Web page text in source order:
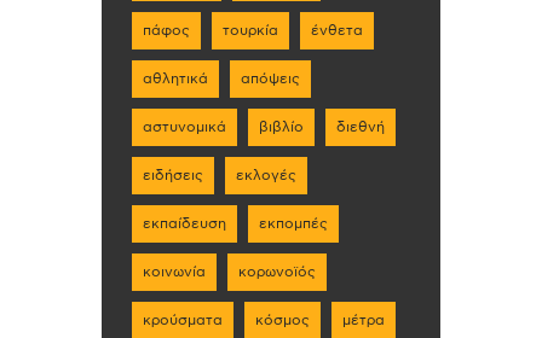
πάφος τουρκία ένθετα
αθλητικά απόψεις
αστυνομικά βιβλίο διεθνή
ειδήσεις εκλογές
εκπαίδευση εκπομπές
κοινωνία κορωνοϊός
κρούσματα κόσμος μέτρα